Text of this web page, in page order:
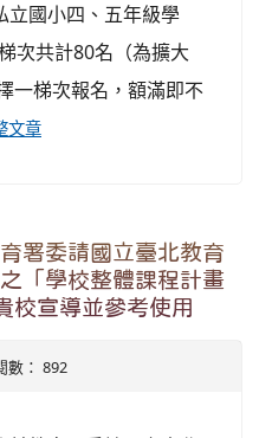
立國小四、五年級學
次共計80名（為擴大
一梯次報名，額滿即不
文章
署委請國立臺北教育
「學校整體課程計畫
校宣導並參考使用
數： 892